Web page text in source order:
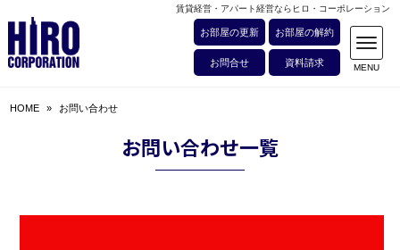
賃貸経営・アパート経営ならヒロ・コーポレーション
お部屋の更新 お部屋の解約
お問合せ 資料請求
HOME » お問い合わせ
お問い合わせ一覧